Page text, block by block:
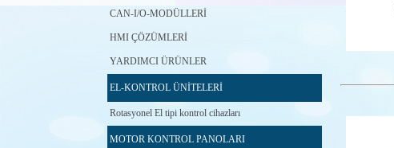
CAN-I/O-MODÜLLERİ
HMI ÇÖZÜMLERİ
YARDIMCI ÜRÜNLER
EL-KONTROL ÜNİTELERİ
Rotasyonel El tipi kontrol cihazları
MOTOR KONTROL PANOLARI